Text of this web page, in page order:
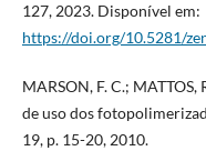
127, 2023. Disponível em:
https://doi.org/10.5281/
MARSON, F. C.; MATTOS,
de uso dos
19, p. 15-20, 2010.